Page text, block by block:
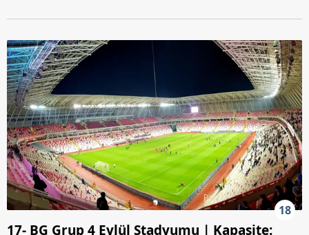
18
17- BG Grup 4 Eylül Stadyumu | Kapasite: